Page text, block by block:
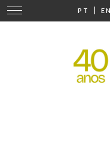
PT | EN
Change
navigation